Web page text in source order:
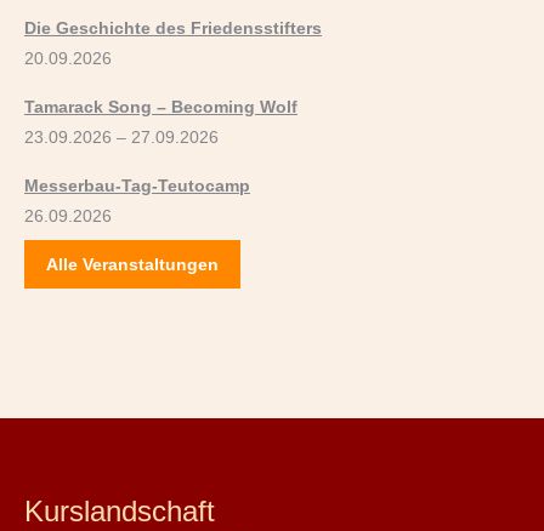
Die Geschichte des Friedensstifters
20.09.2026
Tamarack Song – Becoming Wolf
23.09.2026 – 27.09.2026
Messerbau-Tag-Teutocamp
26.09.2026
Alle Veranstaltungen
Kurslandschaft